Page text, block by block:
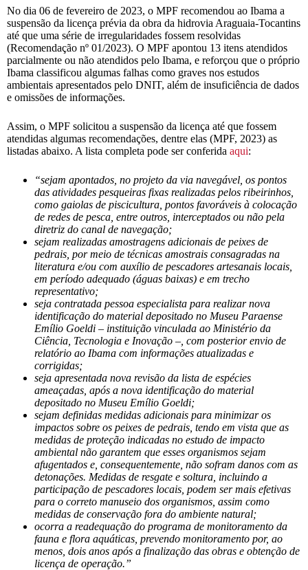
No dia 06 de fevereiro de 2023, o MPF recomendou ao Ibama a
suspensão da licença prévia da obra da hidrovia Araguaia-Tocantins
até que uma série de irregularidades fossem resolvidas
(Recomendação nº 01/2023). O MPF apontou 13 itens atendidos
parcialmente ou não atendidos pelo Ibama, e reforçou que o próprio
Ibama classificou algumas falhas como graves nos estudos
ambientais apresentados pelo DNIT, além de insuficiência de dados
e omissões de informações.
Assim, o MPF solicitou a suspensão da licença até que fossem
atendidas algumas recomendações, dentre elas (MPF, 2023) as
listadas abaixo. A lista completa pode ser conferida aqui:
“sejam apontados, no projeto da via navegável, os pontos
das atividades pesqueiras fixas realizadas pelos ribeirinhos,
como gaiolas de piscicultura, pontos favoráveis à colocação
de redes de pesca, entre outros, interceptados ou não pela
diretriz do canal de navegação;
sejam realizadas amostragens adicionais de peixes de
pedrais, por meio de técnicas amostrais consagradas na
literatura e/ou com auxílio de pescadores artesanais locais,
em período adequado (águas baixas) e em trecho
representativo;
seja contratada pessoa especialista para realizar nova
identificação do material depositado no Museu Paraense
Emílio Goeldi – instituição vinculada ao Ministério da
Ciência, Tecnologia e Inovação –, com posterior envio de
relatório ao Ibama com informações atualizadas e
corrigidas;
seja apresentada nova revisão da lista de espécies
ameaçadas, após a nova identificação do material
depositado no Museu Emílio Goeldi;
sejam definidas medidas adicionais para minimizar os
impactos sobre os peixes de pedrais, tendo em vista que as
medidas de proteção indicadas no estudo de impacto
ambiental não garantem que esses organismos sejam
afugentados e, consequentemente, não sofram danos com as
detonações. Medidas de resgate e soltura, incluindo a
participação de pescadores locais, podem ser mais efetivas
para o correto manuseio dos organismos, assim como
medidas de conservação fora do ambiente natural;
ocorra a readequação do programa de monitoramento da
fauna e flora aquáticas, prevendo monitoramento por, ao
menos, dois anos após a finalização das obras e obtenção de
licença de operação.”